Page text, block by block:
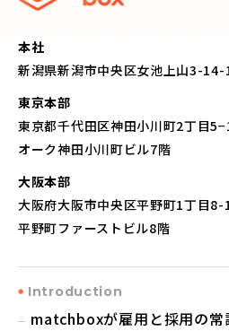
本社
新潟県新潟市中央区女池上山3-14-
東京本部
東京都千代田区神田小川町2丁目
オーク神田小川町ビル7階
大阪本部
大阪府大阪市中央区平野町1丁目8-
平野町ファーストビル8階
Introduction
matchboxが雇用と採用の常